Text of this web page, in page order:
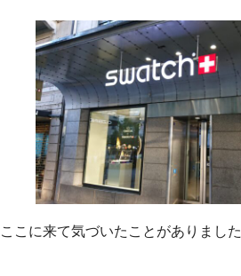
ここに来て気づいたことがありました